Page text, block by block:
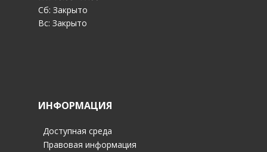
Сб: Закрыто
Вс: Закрыто
ИНФОРМАЦИЯ
Доступная среда
Правовая информация